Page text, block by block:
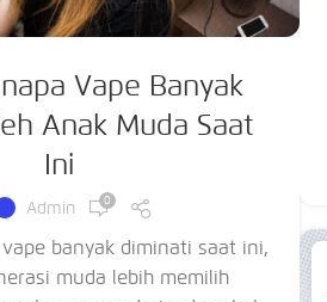
Vape Banyak
Anak Muda Saat
Ini
Admin 0
banyak diminati saat ini,
muda lebih memilih